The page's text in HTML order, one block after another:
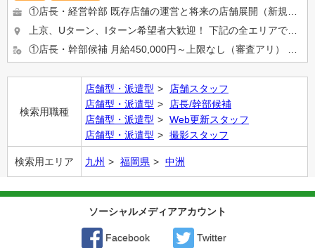
検索用職種
店舗型・派遣型
店舗スタッフ
店舗型・派遣型
店長/幹部候補
店舗型・派遣型
Web更新スタッフ
店舗型・派遣型
撮影スタッフ
検索用エリア 九州 福岡県 中洲
ソーシャルメディアアカウント
Facebook Twitter